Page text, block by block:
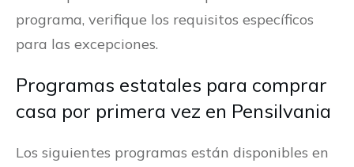
programa, verifique los requisitos específicos
para las excepciones.
Programas estatales para comprar
casa por primera vez en Pensilvania
Los siguientes programas están disponibles en